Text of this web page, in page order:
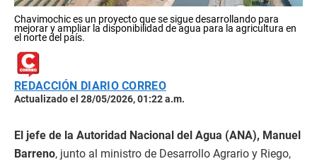
Chavimochic es un proyecto que se sigue desarrollando para
mejorar y ampliar la disponibilidad de agua para la agricultura en
el norte del país.
REDACCIÓN DIARIO CORREO
Actualizado el 28/05/2026, 01:22 a.m.
El jefe de la Autoridad Nacional del Agua (ANA), Manuel
Barreno, junto al ministro de Desarrollo Agrario y Riego,